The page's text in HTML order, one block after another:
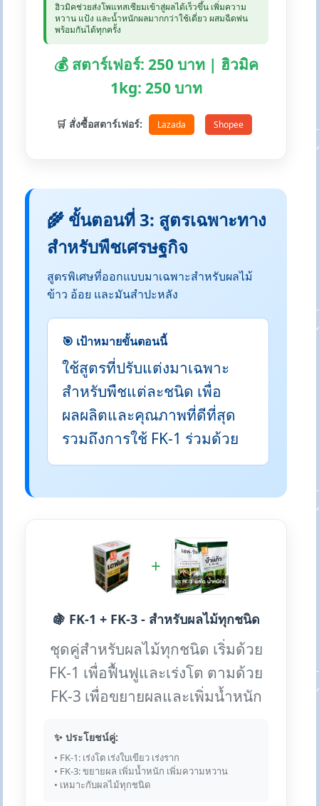
ฮิวมิคช่วยส่งโพแทสเซียมเข้าสู่ผลได้เร็วขึ้น เพิ่มความ
หวาน แป้ง และน้ำหนักผลมากกว่าใช้เดี่ยว ผสมฉีดพ่น
พร้อมกันได้ทุกครั้ง
💰 สตาร์เฟอร์: 250 บาท | ฮิวมิค
1kg: 250 บาท
🛒 สั่งซื้อสตาร์เฟอร์: Lazada Shopee
🌾 ขั้นตอนที่ 3: สูตรเฉพาะทาง
สำหรับพืชเศรษฐกิจ
สูตรพิเศษที่ออกแบบมาเฉพาะสำหรับผลไม้
ข้าว อ้อย และมันสำปะหลัง
🎯 เป้าหมายขั้นตอนนี้
ใช้สูตรที่ปรับแต่งมาเฉพาะ
สำหรับพืชแต่ละชนิด เพื่อ
ผลผลิตและคุณภาพที่ดีที่สุด
รวมถึงการใช้ FK-1 ร่วมด้วย
+
🍇 FK-1 + FK-3 - สำหรับผลไม้ทุกชนิด
ชุดคู่สำหรับผลไม้ทุกชนิด เริ่มด้วย
FK-1 เพื่อฟื้นฟูและเร่งโต ตามด้วย
FK-3 เพื่อขยายผลและเพิ่มน้ำหนัก
✨ ประโยชน์คู่:
• FK-1: เร่งโต เร่งใบเขียว เร่งราก
• FK-3: ขยายผล เพิ่มน้ำหนัก เพิ่มความหวาน
• เหมาะกับผลไม้ทุกชนิด